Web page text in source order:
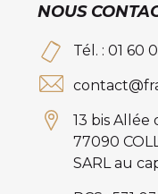
NOUS
Tél. : 01 60
13 bis Allée
77090
SARL au